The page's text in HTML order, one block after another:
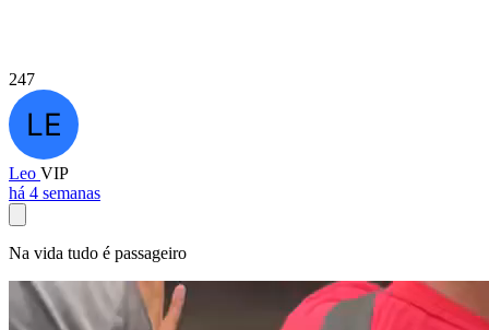
247
Leo VIP
há 4 semanas
Na vida tudo é passageiro